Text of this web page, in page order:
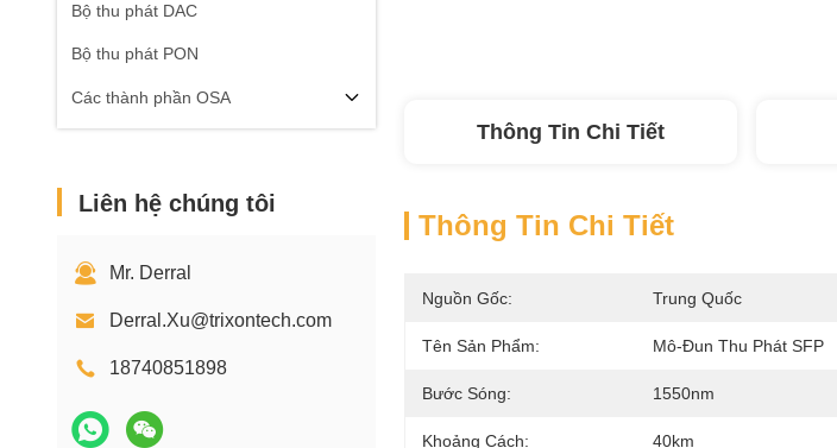
Bộ thu phát DAC
Bộ thu phát PON
Các thành phần OSA
Liên hệ chúng tôi
Mr. Derral
Derral.Xu@trixontech.com
18740851898
Thông Tin Chi Tiết
Thông Tin Chi Tiết
Nguồn Gốc: Trung Quốc
Tên Sản Phẩm: Mô-Đun Thu Phát SFP
Bước Sóng: 1550nm
Khoảng Cách: 40km